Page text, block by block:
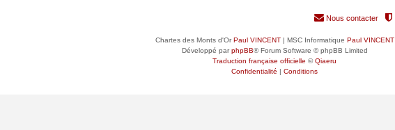
Nous contacter
Chartes des Monts d'OrPaul VINCENT| MSC Informatique Paul VINCENT
Développé parphpBB® Forum Software © phpBB Limited
Traduction française officielle ©Qiaeru
Confidentialité | Conditions